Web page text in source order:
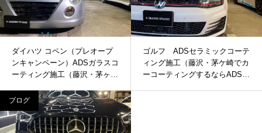
ダイハツ コペン（プレオープ
ンキャンペーン）ADSガラスコ
ーティング施工（藤沢・茅ヶ崎
ADSへ）
ゴルフ ADSセラミックコーテ
ィング施工（藤沢・茅ケ崎でカ
ーコーティングするならADS
ブログ